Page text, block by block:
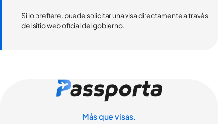
Si lo prefiere, puede solicitar una visa directamente a través
del sitio web oficial del gobierno.
Más que visas.